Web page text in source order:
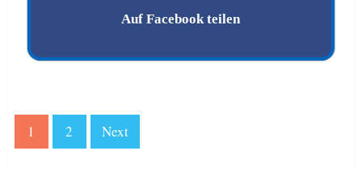
Auf Facebook teilen
1 2 Next